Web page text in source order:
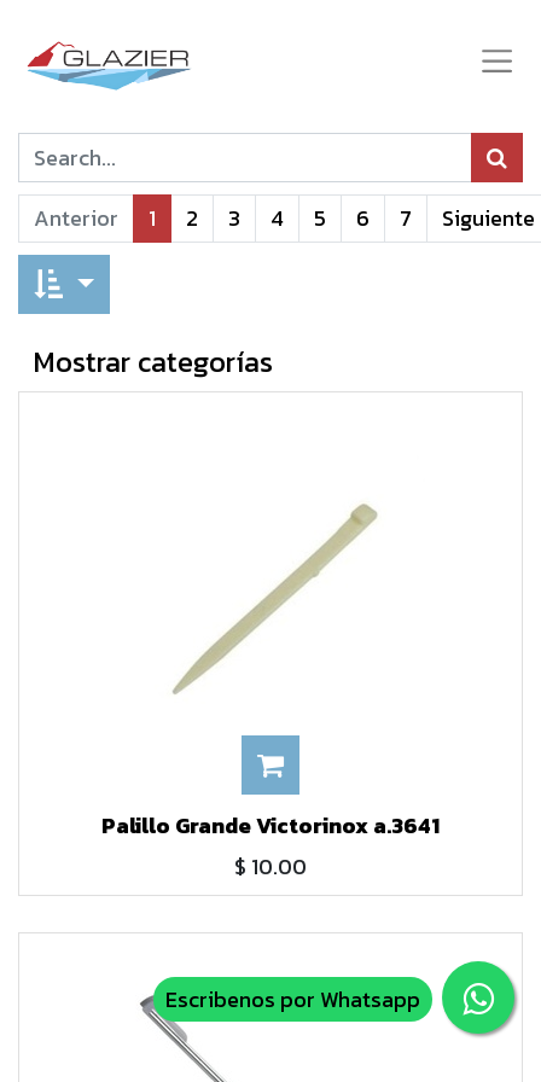
Anterior 1 2 3 4 5 6 7 Siguiente
Mostrar categorías
Palillo Grande Victorinox a.3641
$ 10.00
Escribenos por Whatsapp